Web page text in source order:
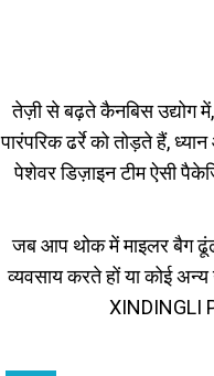
तेज़ी से बढ़ते कैनबिस उद्योग
पारंपरिक ढर्रे को तोड़ते हैं,
पेशेवर डिज़ाइन टीम ऐसी
जब आप थोक में माइलर बैग ढूंढ
व्यवसाय करते हों या कोई
XINDINGLI